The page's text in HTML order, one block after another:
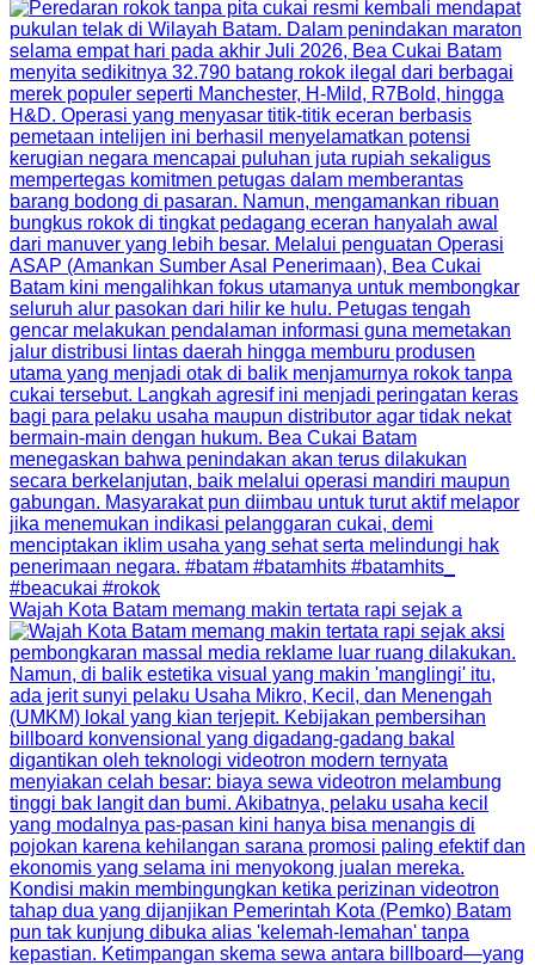
Wajah Kota Batam memang makin tertata rapi sejak a